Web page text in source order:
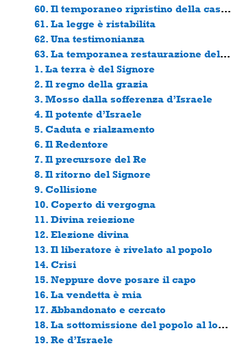
60. Il temporaneo ripristino della casa del Signore
61. La legge è ristabilita
62. Una testimonianza
63. La temporanea restaurazione della città di Dio
1. La terra è del Signore
2. Il regno della grazia
3. Mosso dalla sofferenza d’Israele
4. Il potente d’Israele
5. Caduta e rialzamento
6. Il Redentore
7. Il precursore del Re
8. Il ritorno del Signore
9. Collisione
10. Coperto di vergogna
11. Divina reiezione
12. Elezione divina
13. Il liberatore è rivelato al popolo
14. Crisi
15. Neppure dove posare il capo
16. La vendetta è mia
17. Abbandonato e cercato
18. La sottomissione del popolo al loro re
19. Re d’Israele